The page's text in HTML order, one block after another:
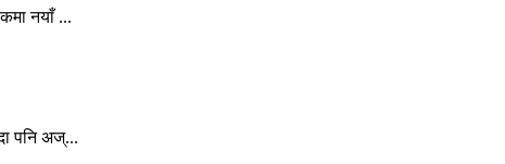
नयाँ ...
पनि अज्...